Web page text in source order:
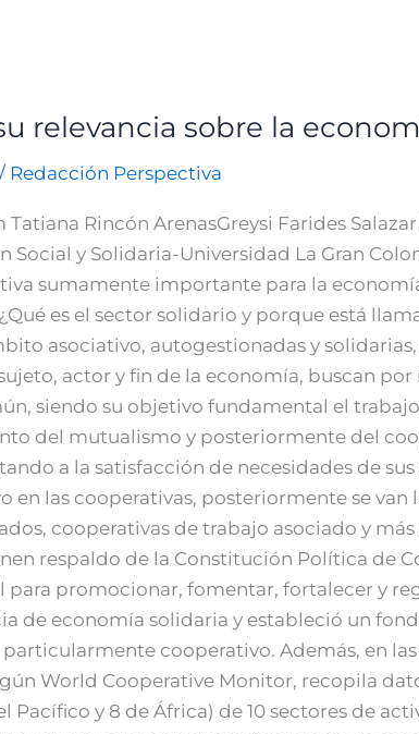
relevancia sobre la
/ Redacción Perspectiva
Tatiana Rincón ArenasGreysi Farides
Social y Solidaria-Universidad La Gran
sumamente importante para la
es el sector solidario y porque está
asociativo, autogestionadas y
actor y fin de la economía, buscan
siendo su objetivo fundamental el
del mutualismo y posteriormente del
a la satisfacción de necesidades de
las cooperativas, posteriormente se
cooperativas de trabajo asociado y
respaldo de la Constitución Política de
promocionar, fomentar, fortalecer y
de economía solidaria y estableció un
cooperativo. Además, en
World Cooperative Monitor, recopila
Pacífico y 8 de África) de 10 sectores de